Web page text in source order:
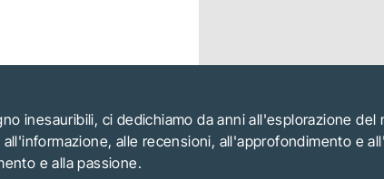
inesauribili, ci dedichiamo da anni all'esplorazione del
alle recensioni, all'approfondimento e
e alla passione.